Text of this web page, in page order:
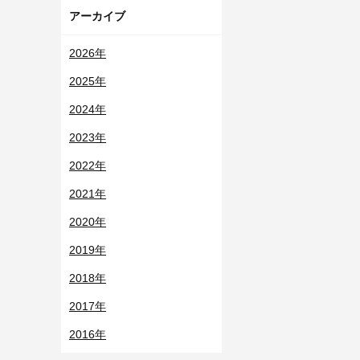
アーカイブ
2026年
2025年
2024年
2023年
2022年
2021年
2020年
2019年
2018年
2017年
2016年